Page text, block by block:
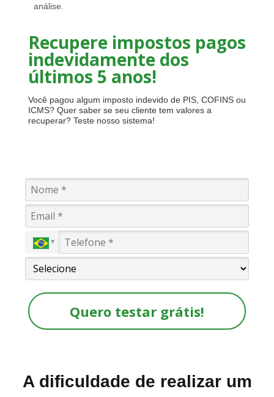
análise.
Recupere impostos pagos
indevidamente dos
últimos 5 anos!
Você pagou algum imposto indevido de PIS, COFINS ou
ICMS? Quer saber se seu cliente tem valores a
recuperar? Teste nosso sistema!
Quero testar grátis!
A dificuldade de realizar um